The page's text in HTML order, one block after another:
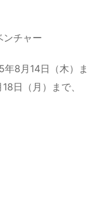
ンチャー
8月14日（木）ま
日（月）まで、